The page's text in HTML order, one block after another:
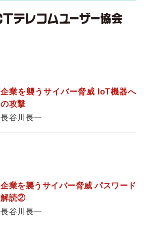
企業を襲うサイバー脅威 IoT機器へ
の攻撃
長谷川長一
企業を襲うサイバー脅威 パスワード
解読②
長谷川長一